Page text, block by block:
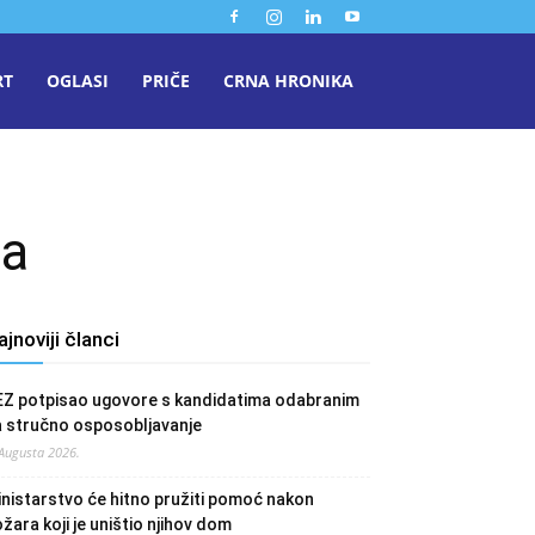
OGLASI PRIČE CRNA HRONIKA
članci
potpisao ugovore s kandidatima odabranim
stručno osposobljavanje
2026.
će hitno pružiti pomoć nakon
koji je uništio njihov dom